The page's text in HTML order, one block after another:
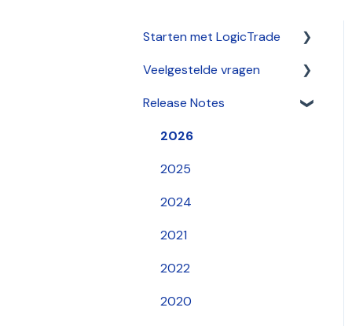
Starten met LogicTrade
Verkoop
Algemeen
Artikelen
Stamgegevens
Inkoop
Facturering
Veelgestelde vragen
HelpCenter
Release Notes
2026
2025
2024
2021
2022
2020